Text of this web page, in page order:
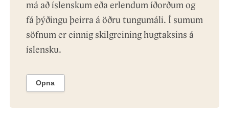
má að íslenskum eða erlendum íðorðum og
fá þýðingu þeirra á öðru tungumáli. Í sumum
söfnum er einnig skilgreining hugtaksins á
íslensku.
Opna